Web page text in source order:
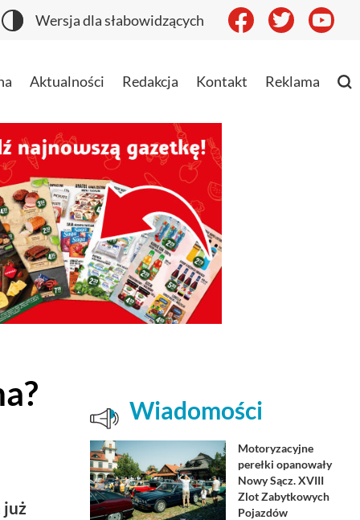
Wersja dla słabowidzących
Aktualności Redakcja Kontakt Reklama
już
Wiadomości
Motoryzacyjne
perełki opanowały
Nowy Sącz. XVIII
Zlot Zabytkowych
Pojazdów